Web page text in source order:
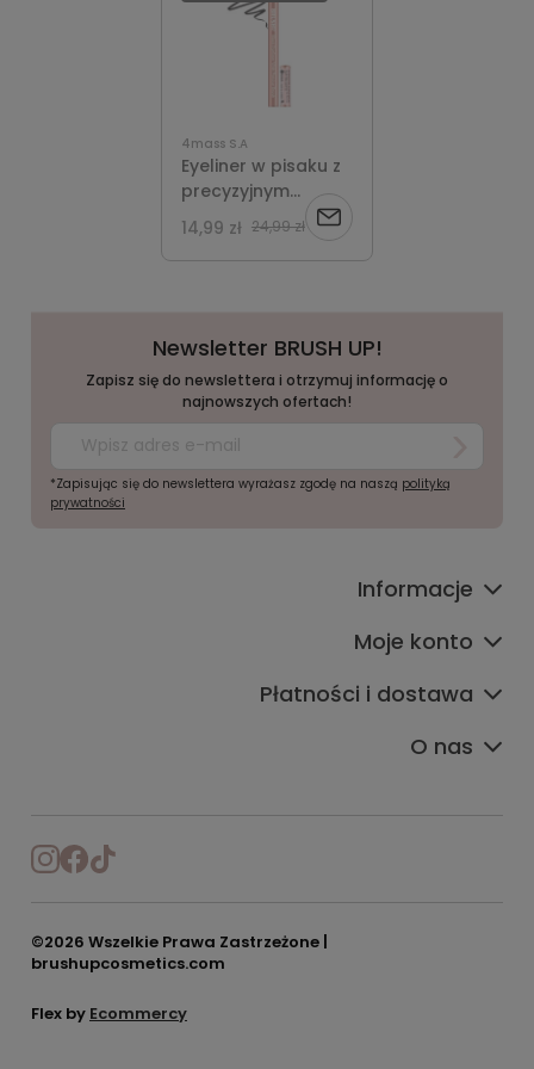
4mass S.A
Eyeliner w pisaku z
precyzyjnym
pędzelkiem, czarny,
Black eyeliner pen
with precise brush,
14,99 zł 24,99 zł Powiadom
o
Newsletter BRUSH UP!
Zapisz się do newslettera i otrzymuj informację o
najnowszych ofertach!
*Zapisując się do newslettera wyrażasz zgodę na naszą polityką
prywatności
Informacje
Moje konto
Płatności i dostawa
O nas
©2026 Wszelkie Prawa Zastrzeżone |
brushupcosmetics.com
Flex by Ecommercy